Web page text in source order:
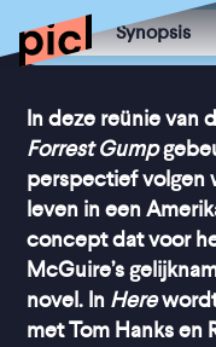
Synopsis
In deze reünie van
Forrest Gump
perspectief volgen
leven in een
concept dat voor
McGuire’s
novel. In Herewordt
met Tom Hanks en